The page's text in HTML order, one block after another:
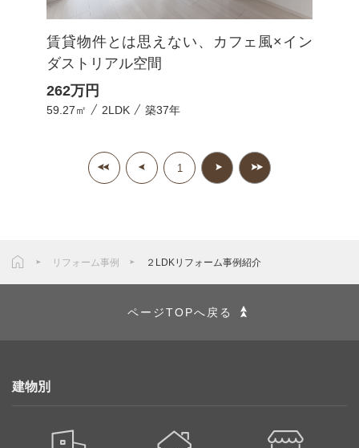
賃貸物件とは思えない、カフェ風×イン
ダストリアル空間
262万円
59.27㎡ 2LDK 築37年
1
リフォーム事例 ２LDKリフォーム事例紹介
ページTOPへ戻る
建物別